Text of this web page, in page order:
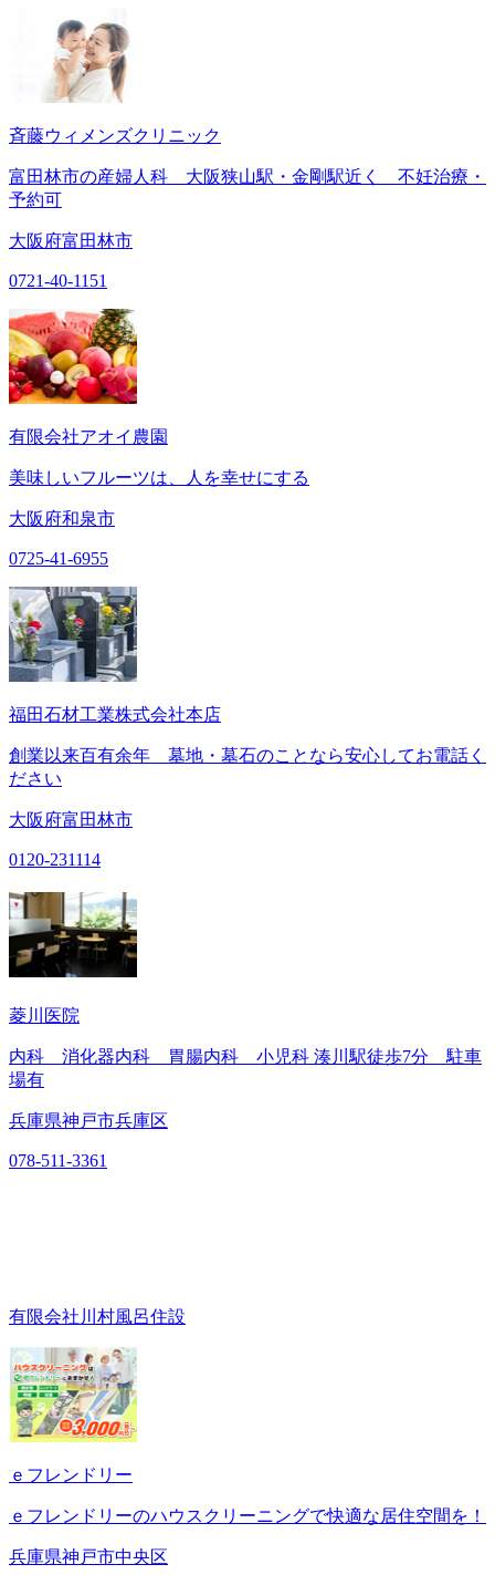
斉藤ウィメンズクリニック
富田林市の産婦人科 大阪狭山駅・金剛駅近く 不妊治療・
予約可
大阪府富田林市
0721-40-1151
有限会社アオイ農園
美味しいフルーツは、人を幸せにする
大阪府和泉市
0725-41-6955
福田石材工業株式会社本店
創業以来百有余年 墓地・墓石のことなら安心してお電話く
ださい
大阪府富田林市
0120-231114
菱川医院
内科 消化器内科 胃腸内科 小児科 湊川駅徒歩7分 駐車
場有
兵庫県神戸市兵庫区
078-511-3361
有限会社川村風呂住設
ｅフレンドリー
ｅフレンドリーのハウスクリーニングで快適な居住空間を！
兵庫県神戸市中央区